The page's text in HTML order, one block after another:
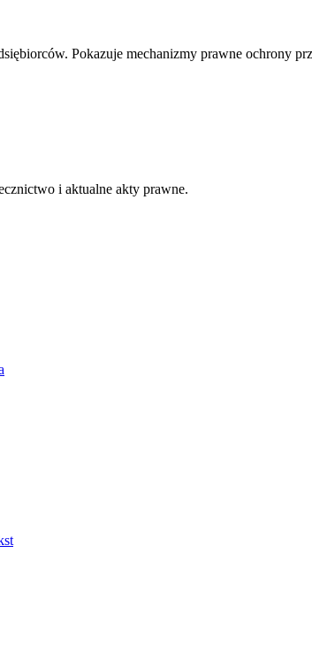
Pokazuje mechanizmy prawne ochrony
i aktualne akty prawne.